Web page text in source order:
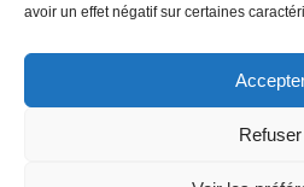
avoir un effet négatif sur certaines
Refuser